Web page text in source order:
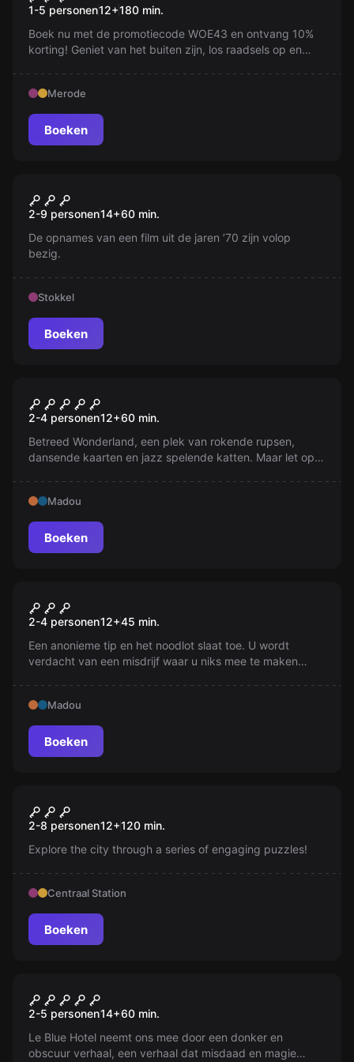
1-5 personen12+180 min.
Boek nu met de promotiecode WOE43 en ontvang 10%
korting! Geniet van het buiten zijn, los raadsels op en
Merode
Boeken
Nieuw
The Movie Set
2-9 personen14+60 min.
De opnames van een film uit de jaren ’70 zijn volop
bezig.
Stokkel
Boeken
Alice in Wonderland
2-4 personen12+60 min.
Betreed Wonderland, een plek van rokende rupsen,
dansende kaarten en jazz spelende katten. Maar let op,
Madou
Boeken
Prison
2-4 personen12+45 min.
Een anonieme tip en het noodlot slaat toe. U wordt
verdacht van een misdrijf waar u niks mee te maken
het nog kan !
Madou
Boeken
Nieuw
Brussels by Puzzles
2-8 personen12+120 min.
Explore the city through a series of engaging puzzles!
Centraal Station
Boeken
Blue Hotel
2-5 personen14+60 min.
Le Blue Hotel neemt ons mee door een donker en
obscuur verhaal, een verhaal dat misdaad en magie